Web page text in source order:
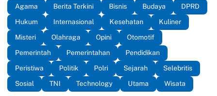
Agama Berita Terkini Bisnis Budaya
DPRD
Hukum
Internasional Kesehatan
Kuliner
Misteri
Olahraga Opini
Otomotif
Pemerintah
Pemerintahan
Pendidikan
Peristiwa
Politik Polri Sejarah
Selebritis
Sosial
TNI Technology Utama Wisata